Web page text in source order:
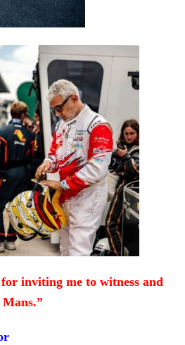
inviting me to witness and